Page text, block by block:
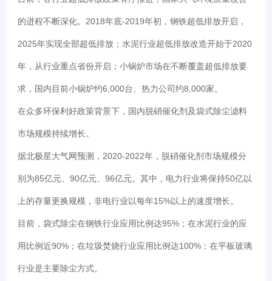
的进程不断深化。2018年底-2019年初，钢铁超低排放开启，
2025年实现全部超低排放；水泥行业超低排放改造开始于2020
年，从行业重点省份开启；小锅炉市场在不断覆盖超低排放要
求，国内目前小锅炉约6,000台、热力公司约8,000家。
在众多环保利好政策背景下，国内脱硝催化剂及袋式除尘滤料
市场规模持续增长。
据北极星大气网预测，2020-2022年，脱硝催化剂市场规模分
别为85亿元、90亿元、96亿元。其中，电力行业将保持50亿以
上的存量更换规模，非电行业以每年15%以上的速度增长。
目前，袋式除尘在钢铁行业应用比例达95%；在水泥行业的应
用比例近90%；在垃圾焚烧行业应用比例达100%；在平板玻璃
行业是主要除尘方式。